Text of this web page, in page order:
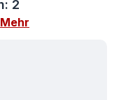
2
Mehr